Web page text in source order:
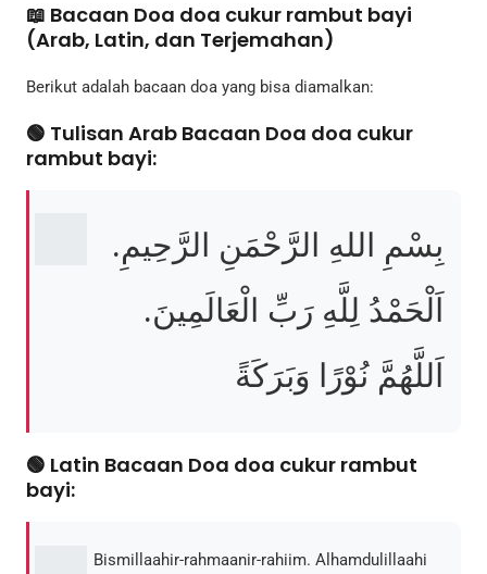
📖 Bacaan Doa doa cukur rambut bayi
(Arab, Latin, dan Terjemahan)
Berikut adalah bacaan doa yang bisa diamalkan:
🟢 Tulisan Arab Bacaan Doa doa cukur
rambut bayi:
بِسْمِ اللهِ الرَّحْمَنِ الرَّحِيمِ.
اَلْحَمْدُ لِلَّهِ رَبِّ الْعَالَمِينَ.
اَللَّهُمَّ نُوْرًا وَبَرَكَةً
🟢 Latin Bacaan Doa doa cukur rambut
bayi:
Bismillaahir-rahmaanir-rahiim. Alhamdulillaahi